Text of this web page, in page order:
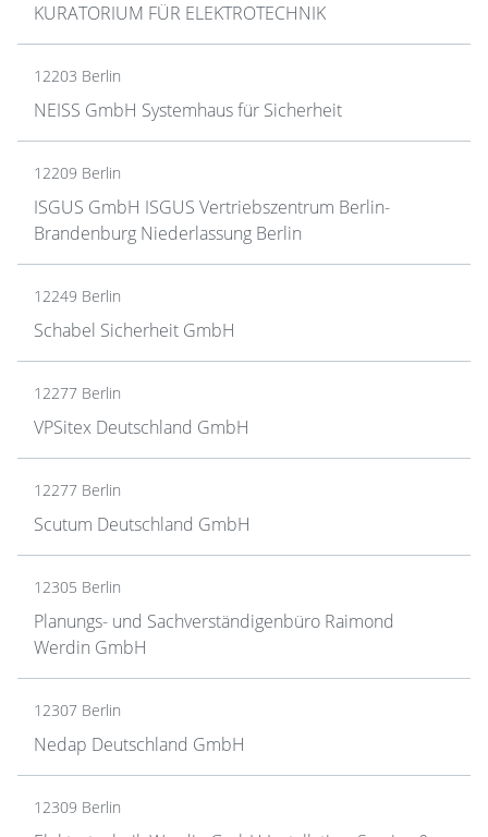
KURATORIUM FÜR ELEKTROTECHNIK
12203 Berlin
NEISS GmbH Systemhaus für Sicherheit
12209 Berlin
ISGUS GmbH ISGUS Vertriebszentrum Berlin-
Brandenburg Niederlassung Berlin
12249 Berlin
Schabel Sicherheit GmbH
12277 Berlin
VPSitex Deutschland GmbH
12277 Berlin
Scutum Deutschland GmbH
12305 Berlin
Planungs- und Sachverständigenbüro Raimond
Werdin GmbH
12307 Berlin
Nedap Deutschland GmbH
12309 Berlin